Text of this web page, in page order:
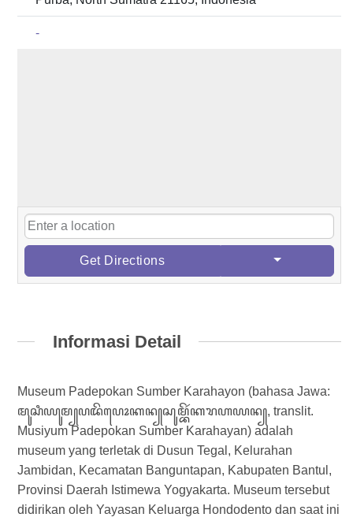
-
Get Directions
Informasi Detail
Museum Padepokan Sumber Karahayon (bahasa Jawa:
ꦩꦸꦱꦶꦪꦸꦩ꧀​ꦥꦢꦼꦥꦺꦴꦏꦤ꧀​ꦱꦸꦩ꧀ꦧꦼꦂ​ꦏꦫꦲꦪꦤ꧀, translit.
Musiyum Padepokan Sumber Karahayan) adalah
museum yang terletak di Dusun Tegal, Kelurahan
Jambidan, Kecamatan Banguntapan, Kabupaten Bantul,
Provinsi Daerah Istimewa Yogyakarta. Museum tersebut
didirikan oleh Yayasan Keluarga Hondodento dan saat ini